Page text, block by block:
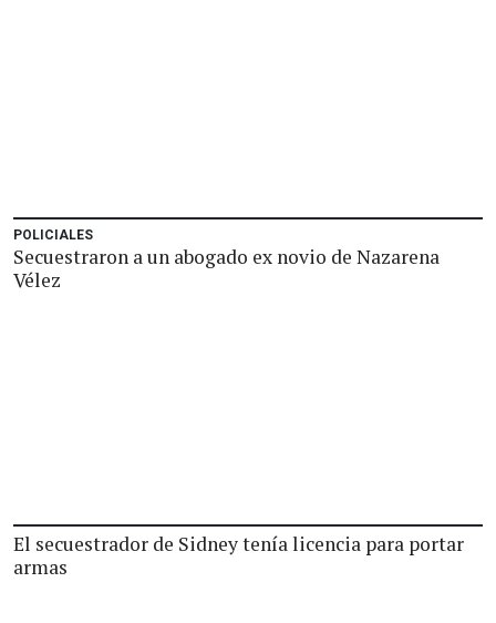
POLICIALES
Secuestraron a un abogado ex novio de Nazarena
Vélez
El secuestrador de Sidney tenía licencia para portar
armas